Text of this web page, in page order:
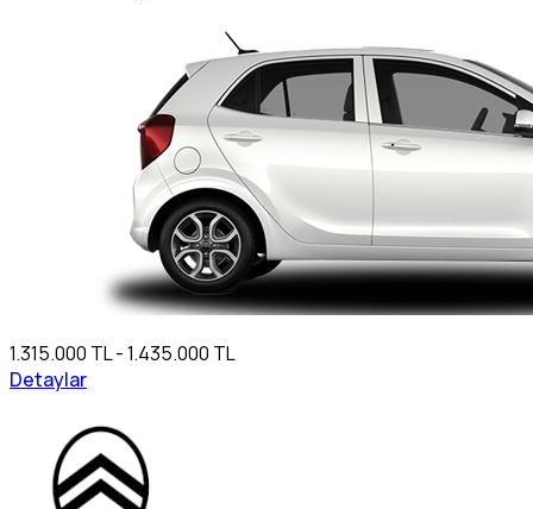
1.315.000 TL - 1.435.000 TL
Detaylar